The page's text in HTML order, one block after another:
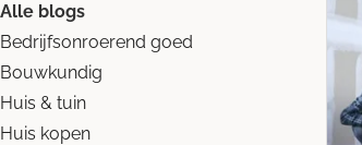
Alle blogs
Bedrijfsonroerend goed
Bouwkundig
Huis & tuin
Huis kopen